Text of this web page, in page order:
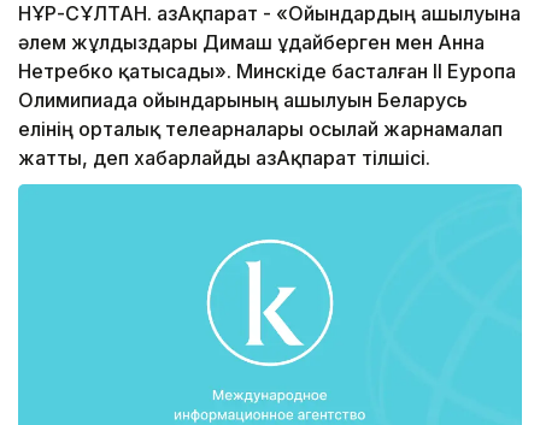
НҰР-СҰЛТАН. ҚазАқпарат - «Ойындардың ашылуына
әлем жұлдыздары Димаш Құдайберген мен Анна
Нетребко қатысады». Минскіде басталған ІІ Еуропа
Олимипиада ойындарының ашылуын Беларусь
елінің орталық телеарналары осылай жарнамалап
жатты, деп хабарлайды ҚазАқпарат тілшісі.